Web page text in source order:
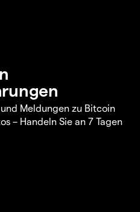
Meldungen zu Bitcoin
– Handeln Sie an 7 Tagen